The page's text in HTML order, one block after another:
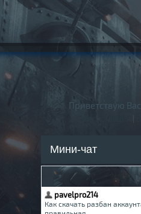
Приветствую Вас,
Мини-чат